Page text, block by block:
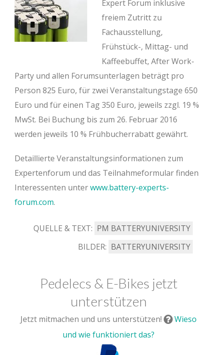
Expert Forum inklusive
freiem Zutritt zu
Fachausstellung,
Frühstück-, Mittag- und
Kaffeebuffet, After Work-
Party und allen Forumsunterlagen beträgt pro
Person 825 Euro, für zwei Veranstaltungstage 650
Euro und für einen Tag 350 Euro, jeweils zzgl. 19 %
MwSt. Bei Buchung bis zum 26. Februar 2016
werden jeweils 10 % Frühbucherrabatt gewährt.
Detaillierte Veranstaltungsinformationen zum
Expertenforum und das Teilnahmeformular finden
Interessenten unterwww.battery-experts-
forum.com.
QUELLE & TEXT: PM BATTERYUNIVERSITY
BILDER: BATTERYUNIVERSITY
Pedelecs & E-Bikes jetzt
unterstützen
Jetzt mitmachen und uns unterstützen!
Wieso
und wie funktioniert das?